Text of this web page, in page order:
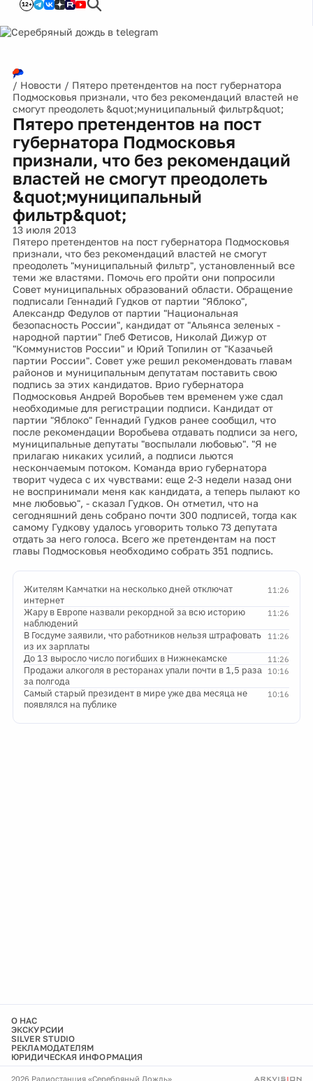
12+
/ Новости / Пятеро претендентов на пост губернатора
Подмосковья признали, что без рекомендаций властей не
смогут преодолеть &quot;муниципальный фильтр&quot;
Пятеро претендентов на пост
губернатора Подмосковья
признали, что без рекомендаций
властей не смогут преодолеть
&quot;муниципальный
фильтр&quot;
13 июля 2013
Пятеро претендентов на пост губернатора Подмосковья
признали, что без рекомендаций властей не смогут
преодолеть "муниципальный фильтр", установленный все
теми же властями. Помочь его пройти они попросили
Совет муниципальных образований области. Обращение
подписали Геннадий Гудков от партии "Яблоко",
Александр Федулов от партии "Национальная
безопасность России", кандидат от "Альянса зеленых -
народной партии" Глеб Фетисов, Николай Дижур от
"Коммунистов России" и Юрий Топилин от "Казачьей
партии России". Совет уже решил рекомендовать главам
районов и муниципальным депутатам поставить свою
подпись за этих кандидатов. Врио губернатора
Подмосковья Андрей Воробьев тем временем уже сдал
необходимые для регистрации подписи. Кандидат от
партии "Яблоко" Геннадий Гудков ранее сообщил, что
после рекомендации Воробьева отдавать подписи за него,
муниципальные депутаты "воспылали любовью". "Я не
прилагаю никаких усилий, а подписи льются
нескончаемым потоком. Команда врио губернатора
творит чудеса с их чувствами: еще 2-3 недели назад они
не воспринимали меня как кандидата, а теперь пылают ко
мне любовью", - сказал Гудков. Он отметил, что на
сегодняшний день собрано почти 300 подписей, тогда как
самому Гудкову удалось уговорить только 73 депутата
отдать за него голоса. Всего же претендентам на пост
главы Подмосковья необходимо собрать 351 подпись.
11:26
Жителям Камчатки на несколько дней отключат
интернет
11:26
Жару в Европе назвали рекордной за всю историю
наблюдений
11:26
В Госдуме заявили, что работников нельзя штрафовать
из их зарплаты
11:26
До 13 выросло число погибших в Нижнекамске
10:16
Продажи алкоголя в ресторанах упали почти в 1,5 раза
за полгода
10:16
Самый старый президент в мире уже два месяца не
появлялся на публике
О НАС
ЭКСКУРСИИ
SILVER STUDIO
РЕКЛАМОДАТЕЛЯМ
ЮРИДИЧЕСКАЯ ИНФОРМАЦИЯ
2026 Радиостанция «Серебряный Дождь»